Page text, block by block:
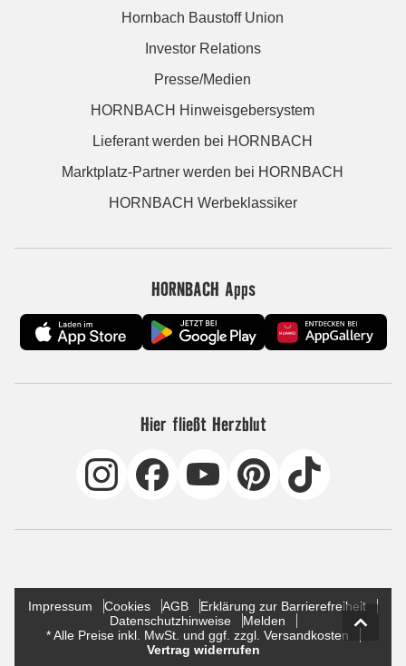
Hornbach Baustoff Union
Investor Relations
Presse/Medien
HORNBACH Hinweisgebersystem
Lieferant werden bei HORNBACH
Marktplatz-Partner werden bei HORNBACH
HORNBACH Werbeklassiker
HORNBACH Apps
Hier fließt Herzblut
Impressum Cookies AGB
Erklärung zur Barrierefreiheit
Datenschutzhinweise
Melden
* Alle Preise inkl. MwSt. und ggf. zzgl. Versandkosten
Vertrag widerrufen